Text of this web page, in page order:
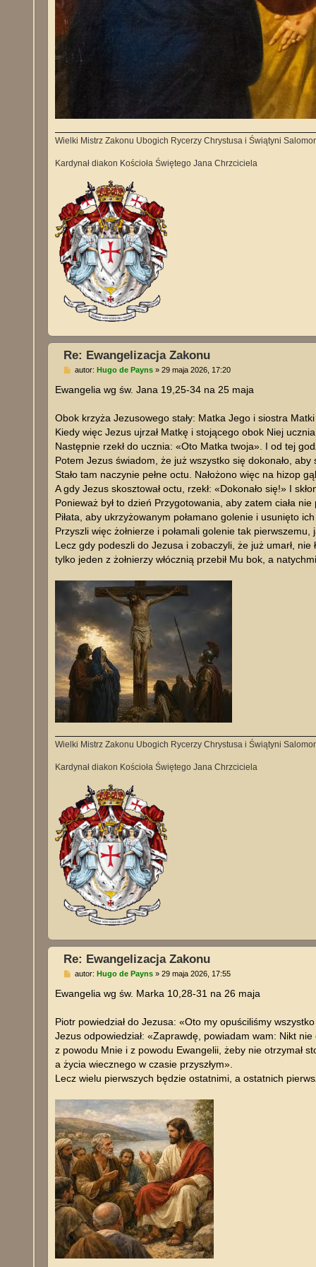
Wielki Mistrz Zakonu Ubogich Rycerzy Chrystusa i Świątyni
Kardynał diakon Kościoła Świętego Jana Chrzciciela
Re: Ewangelizacja Zakonu
P
s
autor:Hugo de Payns »29 maja 2026, 17:20
Ewangelia wg św. Jana 19,25-34 na 25 maja
Obok krzyża Jezusowego stały: Matka Jego i siostra
Kiedy więc Jezus ujrzał Matkę i stojącego obok Niej
Następnie rzekł do ucznia: «Oto Matka twoja». I od tej
Potem Jezus świadom, że już wszystko się dokonało, aby
Stało tam naczynie pełne octu. Nałożono więc na hizop
A gdy Jezus skosztował octu, rzekł: «Dokonało się!» I
Ponieważ był to dzień Przygotowania, aby zatem ciała
Piłata, aby ukrzyżowanym połamano golenie i usunięto ich
Przyszli więc żołnierze i połamali golenie tak
Lecz gdy podeszli do Jezusa i zobaczyli, że już umarł, nie
tylko jeden z żołnierzy włócznią przebił Mu bok, a
Wielki Mistrz Zakonu Ubogich Rycerzy Chrystusa i Świątyni
Kardynał diakon Kościoła Świętego Jana Chrzciciela
Re: Ewangelizacja Zakonu
P
s
autor:Hugo de Payns »29 maja 2026, 17:55
Ewangelia wg św. Marka 10,28-31 na 26 maja
Piotr powiedział do Jezusa: «Oto my opuściliśmy
Jezus odpowiedział: «Zaprawdę, powiadam wam: Nikt
z powodu Mnie i z powodu Ewangelii, żeby nie otrzymał
a życia wiecznego w czasie przyszłym».
Lecz wielu pierwszych będzie ostatnimi, a ostatnich